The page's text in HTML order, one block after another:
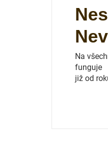
Na
funguje
již od